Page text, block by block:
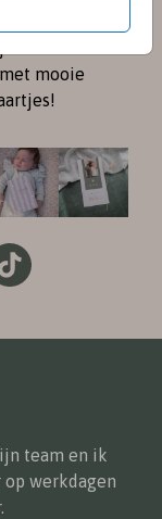
mooie
team en ik
werkdagen